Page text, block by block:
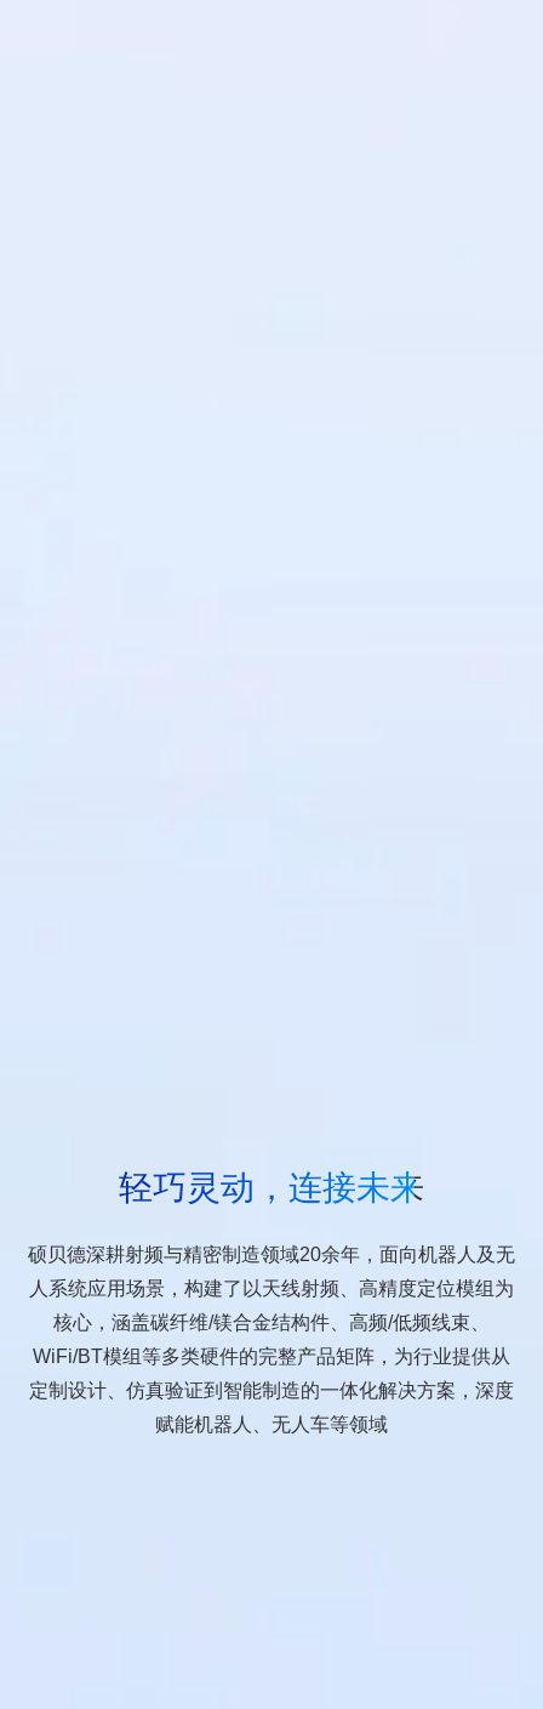
轻巧灵动，连接未来
硕贝德深耕射频与精密制造领域20余年，面向机器人及无
人系统应用场景，构建了以天线射频、高精度定位模组为
核心，涵盖碳纤维/镁合金结构件、高频/低频线束、
WiFi/BT模组等多类硬件的完整产品矩阵，为行业提供从
定制设计、仿真验证到智能制造的一体化解决方案，深度
赋能机器人、无人车等领域